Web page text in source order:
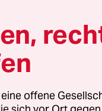
sein
Christine
als Ministerin
Anwältin
auf Lambrecht
offene